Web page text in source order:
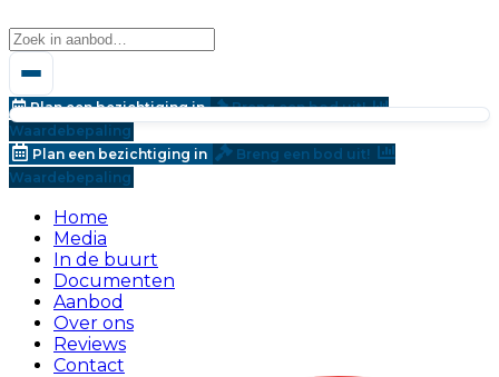
Plan een bezichtiging in
Breng een bod uit!
Waardebepaling
Plan een bezichtiging in
Breng een bod uit!
Waardebepaling
Home
Media
In de buurt
Documenten
Aanbod
Over ons
Reviews
Contact